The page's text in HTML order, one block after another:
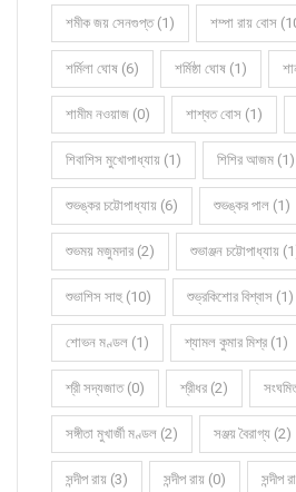
শমীক জয় সেনগুপ্ত (1) শম্পা রায় বোস
শর্মিলা ঘোষ (6) শর্মিষ্ঠা ঘোষ (1)
শামীম নওয়াজ (0) শাশ্বত বোস (1)
শিবাশিস মুখোপাধ্যায় (1) শিশির আজম (1)
শুভঙ্কর চট্টোপাধ্যায় (6) শুভঙ্কর পাল (1)
শুভময় মজুমদার (2) শুভাঞ্জন চট্টোপাধ্যায়
শুভাশিস সাহু (10) শুভ্রকিশোর বিশ্বাস (1)
শোভন মণ্ডল (1) শ্যামল কুমার মিশ্র (1)
শ্রী সদ্যজাত (0) শ্রীধর (2)
সঙ্গীতা মুখার্জী মণ্ডল (2) সঞ্জয় বৈরাগ্য (2)
সন্দীপ রায় (3) সন্দীপ রায় (0) সন্দীপ